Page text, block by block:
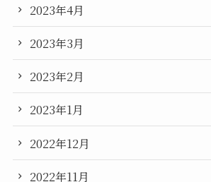
2023年4月
2023年3月
2023年2月
2023年1月
2022年12月
2022年11月